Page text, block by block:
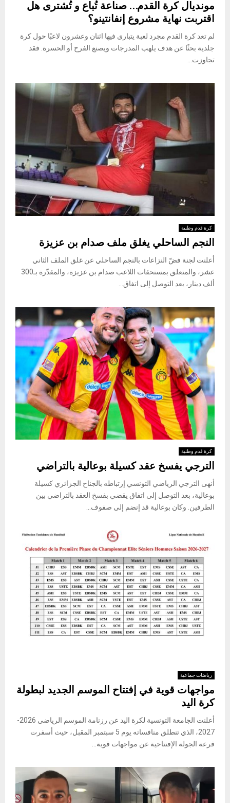
مونديال كرة القدم… صناعة تُباع و تُشترى هل
اقتربت نهاية مشروع إنفانتينو؟
لم تعد كرة القدم مجرد لعبة يتبارى فيها اثنان وعشرون لاعبًا حول كرة
جلدية بحثًا عن هدف يلهب المدرجات ويصنع الفرح أو الحسرة. فقد
تجاوزت...
كرة قدم وطنية
النجم الساحلي يغلق ملف صدام بن عزيزة
أعلنت لجنة فضّ النزاعات بالنجم الساحلي عن غلق الملف الثاني
عشر، والمتعلق بمستحقات اللاعب صدام بن عزيزة، والمقدّرة بـ300
ألف دينار، بعد التوصل إلى اتفاق...
كرة قدم وطنية
الترجي يفسخ عقد كسيلة بوعالية بالتراضي
أنهى الترجي الرياضي التونسي إرتباطه بالجناح الجزائري كسيلة
بوعالية، بعد التوصل إلى اتفاق يقضي بفسخ العقد بالتراضي بين
الطرفين. وكان بوعالية قد إنضم إلى صفوف...
رياضات جماعية
مواجهات قوية في إفتتاح الموسم الجديد لبطولة
كرة اليد
أعلنت الجامعة التونسية لكرة اليد عن رزنامة الموسم الرياضي 2026-
2027، الذي تنطلق منافساته يوم 5 سبتمبر المقبل، حيث أسفرت
قرعة الجولة الإفتتاحية عن مواجهات قوية...